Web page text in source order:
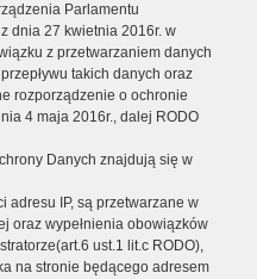
Parlamentu
dnia 27 kwietnia 2016r. w
z przetwarzaniem danych
takich danych oraz
rozporządzenie o ochronie
4 maja 2016r., dalej RODO
Danych znajdują się w
adresu IP, są przetwarzane w
oraz wypełnienia obowiązków
ust.1 lit.c RODO),
na stronie będącego adresem